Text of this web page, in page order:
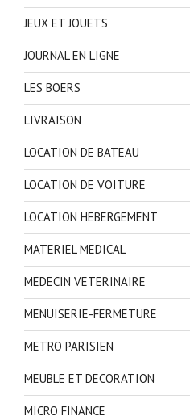
JEUX ET JOUETS
JOURNAL EN LIGNE
LES BOERS
LIVRAISON
LOCATION DE BATEAU
LOCATION DE VOITURE
LOCATION HEBERGEMENT
MATERIEL MEDICAL
MEDECIN VETERINAIRE
MENUISERIE-FERMETURE
METRO PARISIEN
MEUBLE ET DECORATION
MICRO FINANCE